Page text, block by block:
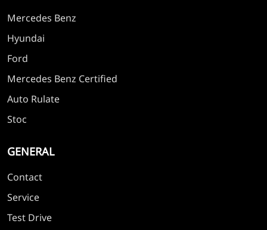
Mercedes Benz
Hyundai
Ford
Mercedes Benz Certified
Auto Rulate
Stoc
GENERAL
Contact
Service
Test Drive